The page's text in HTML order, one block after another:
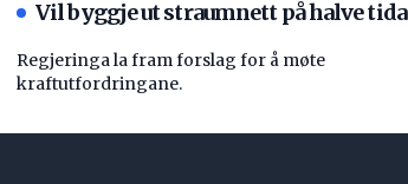
Vil byggje ut straumnett på halve tida
Regjeringa la fram forslag for å møte
kraftutfordringane.